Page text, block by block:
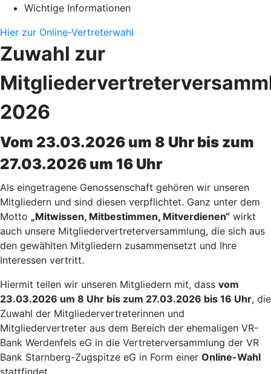
Wichtige Informationen
Hier zur Online-Vertreterwahl
Zuwahl zur
2026
Vom 23.03.2026 um 8 Uhr bis zum
27.03.2026 um 16 Uhr
Als eingetragene Genossenschaft gehören wir unseren
Mitgliedern und sind diesen verpflichtet. Ganz unter dem
Motto „Mitwissen, Mitbestimmen, Mitverdienen“ wirkt
auch unsere Mitgliedervertreterversammlung, die sich aus
den gewählten Mitgliedern zusammensetzt und Ihre
Interessen vertritt.
Hiermit teilen wir unseren Mitgliedern mit, dass vom
23.03.2026 um 8 Uhr bis zum 27.03.2026 bis 16 Uhr, die
Zuwahl der Mitgliedervertreterinnen und
Mitgliedervertreter aus dem Bereich der ehemaligen VR-
Bank Werdenfels eG in die Vertreterversammlung der VR
Bank Starnberg-Zugspitze eG in Form einer Online-Wahl
stattfindet.